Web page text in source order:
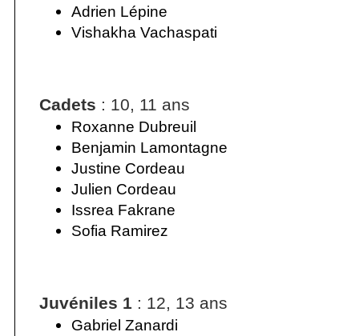
Adrien Lépine
Vishakha Vachaspati
Cadets : 10, 11 ans
Roxanne Dubreuil
Benjamin Lamontagne
Justine Cordeau
Julien Cordeau
Issrea Fakrane
Sofia Ramirez
Juvéniles 1 : 12, 13 ans
Gabriel Zanardi